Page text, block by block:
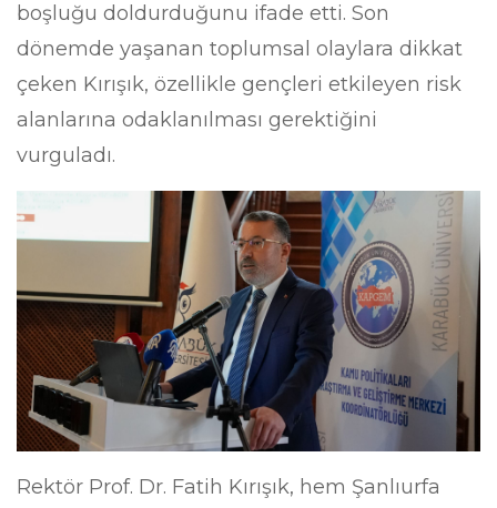
boşluğu doldurduğunu ifade etti. Son
dönemde yaşanan toplumsal olaylara dikkat
çeken Kırışık, özellikle gençleri etkileyen risk
alanlarına odaklanılması gerektiğini
vurguladı.
Rektör Prof. Dr. Fatih Kırışık, hem Şanlıurfa